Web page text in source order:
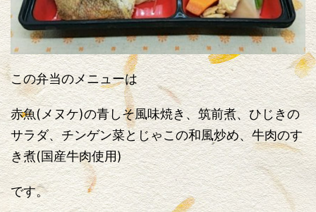
この弁当のメニューは
赤魚(メヌケ)の青しそ風味焼き、筑前煮、ひじきの
サラダ、チンゲン菜とじゃこの和風炒め、牛肉のす
き煮(国産牛肉使用)
です。